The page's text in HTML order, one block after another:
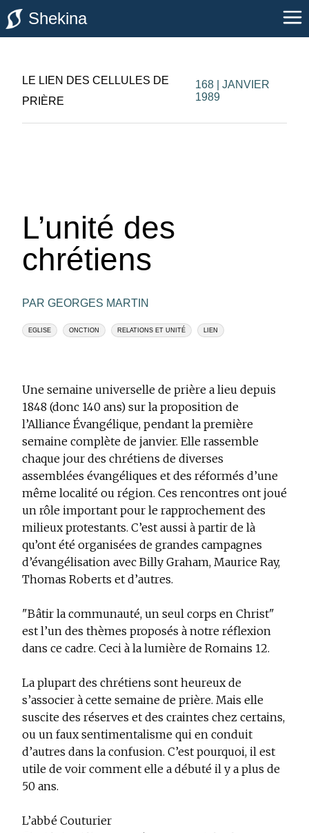
Shekina
LE LIEN DES CELLULES DE
PRIÈRE
168 | JANVIER
1989
L’unité des
chrétiens
PAR GEORGES MARTIN
EGLISE ONCTION RELATIONS ET UNITÉ LIEN
Une semaine universelle de prière a lieu depuis
1848 (donc 140 ans) sur la proposition de
l’Alliance Évangélique, pendant la première
semaine complète de janvier. Elle rassemble
chaque jour des chrétiens de diverses
assemblées évangéliques et des réformés d’une
même localité ou région. Ces rencontres ont joué
un rôle important pour le rapprochement des
milieux protestants. C’est aussi à partir de là
qu’ont été organisées de grandes campagnes
d’évangélisation avec Billy Graham, Maurice Ray,
Thomas Roberts et d’autres.
"Bâtir la communauté, un seul corps en Christ"
est l’un des thèmes proposés à notre réflexion
dans ce cadre. Ceci à la lumière de Romains 12.
La plupart des chrétiens sont heureux de
s’associer à cette semaine de prière. Mais elle
suscite des réserves et des craintes chez certains,
ou un faux sentimentalisme qui en conduit
d’autres dans la confusion. C’est pourquoi, il est
utile de voir comment elle a débuté il y a plus de
50 ans.
L’abbé Couturier